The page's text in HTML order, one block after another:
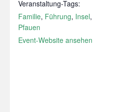
Veranstaltung-Tags:
Familie, Führung, Insel,
Pfauen
Event-Website ansehen